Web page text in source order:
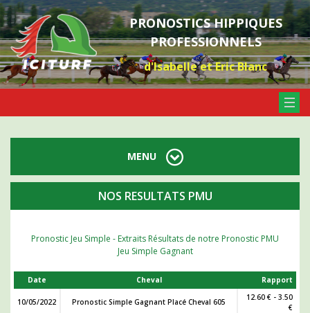
PRONOSTICS HIPPIQUES
PROFESSIONNELS
d'Isabelle et Eric Blanc
NOS RESULTATS PMU
Pronostic Jeu Simple - Extraits Résultats de notre Pronostic PMU
Jeu Simple Gagnant
Date Cheval Rapport
10/05/2022 Pronostic Simple Gagnant Placé Cheval 605
12.60 € - 3.50
€
MENU